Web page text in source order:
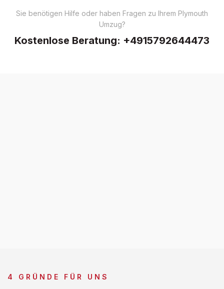
Sie benötigen Hilfe oder haben Fragen zu Ihrem Plymouth
Umzug?
Kostenlose Beratung: +4915792644473
4 GRÜNDE FÜR UNS